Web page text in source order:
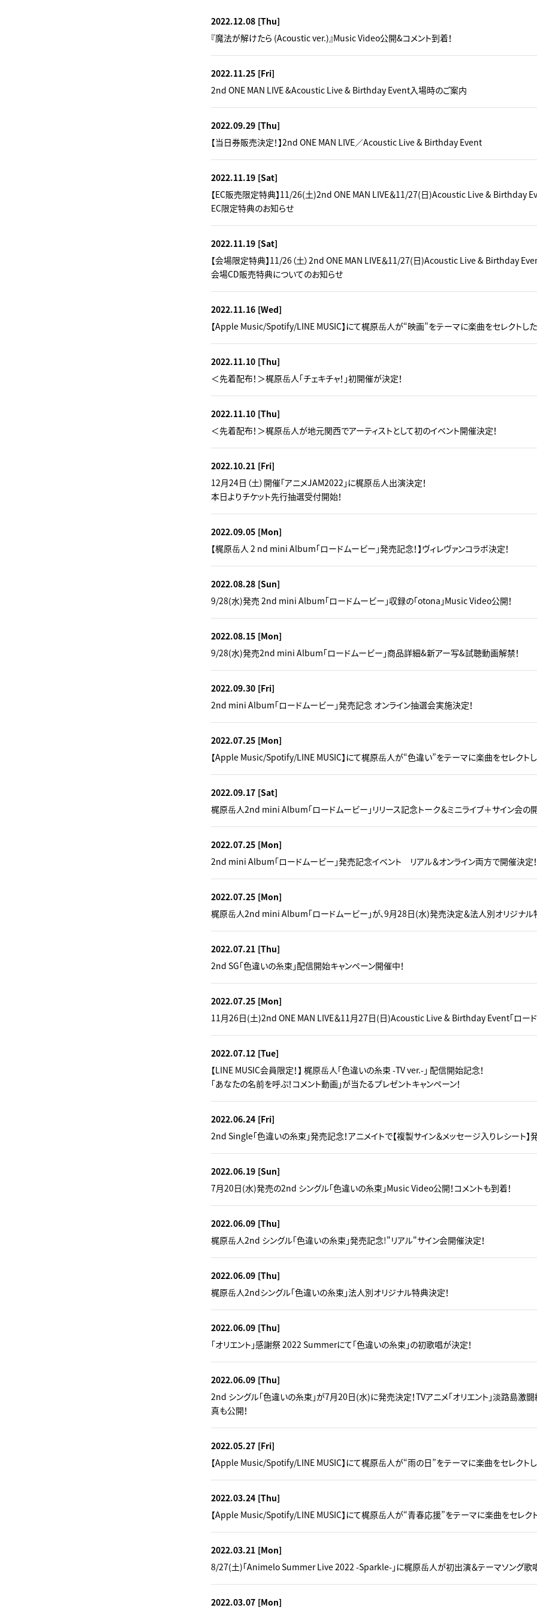
2022.12.08 [Thu]
『魔法が解けたら (Acoustic ver.)』Music Video公開&コメント到着！
2022.11.25 [Fri]
2nd ONE MAN LIVE &Acoustic Live & Birthday Event入場時のご案内
2022.09.29 [Thu]
【当日券販売決定！】2nd ONE MAN LIVE／Acoustic Live & Birthday Event
2022.11.19 [Sat]
【EC販売限定特典】11/26(土)2nd ONE MAN LIVE＆11/27(日)Acoustic Live & Birthday
EC限定特典のお知らせ
2022.11.19 [Sat]
【会場限定特典】11/26（土）2nd ONE MAN LIVE＆11/27(日)Acoustic Live & Birthday
会場CD販売特典についてのお知らせ
2022.11.16 [Wed]
【Apple Music/Spotify/LINE MUSIC】にて梶原岳人が“映画”をテーマに楽曲をセレクトした
2022.11.10 [Thu]
＜先着配布！＞梶原岳人「チェキチャ！」初開催が決定！
2022.11.10 [Thu]
＜先着配布！＞梶原岳人が地元関西でアーティストとして初のイベント開催決定！
2022.10.21 [Fri]
12月24日（土）開催「アニメJAM2022」に梶原岳人出演決定！
本日よりチケット先行抽選受付開始！
2022.09.05 [Mon]
【梶原岳人 2 nd mini Album「ロードムービー」発売記念！】ヴィレヴァンコラボ決定！
2022.08.28 [Sun]
9/28(水)発売 2nd mini Album「ロードムービー」収録の「otona」Music Video公開！
2022.08.15 [Mon]
9/28(水)発売2nd mini Album「ロードムービー」商品詳細&新アー写&試聴動画解禁！
2022.09.30 [Fri]
2nd mini Album「ロードムービー」発売記念 オンライン抽選会実施決定！
2022.07.25 [Mon]
【Apple Music/Spotify/LINE MUSIC】にて梶原岳人が“色違い”をテーマに楽曲をセレクトし
2022.09.17 [Sat]
梶原岳人2nd mini Album「ロードムービー」リリース記念トーク＆ミニライブ＋サイン会の
2022.07.25 [Mon]
2nd mini Album「ロードムービー」発売記念イベント リアル＆オンライン両方で開催決定！
2022.07.25 [Mon]
梶原岳人2nd mini Album「ロードムービー」が、9月28日(水)発売決定＆法人別オリジナル
2022.07.21 [Thu]
2nd SG「色違いの糸束」配信開始キャンペーン開催中！
2022.07.25 [Mon]
11月26日(土)2nd ONE MAN LIVE＆11月27日(日)Acoustic Live & Birthday Event「ロード
2022.07.12 [Tue]
【LINE MUSIC会員限定！】 梶原岳人「色違いの糸束 -TV ver.-」 配信開始記念！
「あなたの名前を呼ぶ！コメント動画」が当たるプレゼントキャンペーン！
2022.06.24 [Fri]
2nd Single「色違いの糸束」発売記念！アニメイトで【複製サイン＆メッセージ入りレシート】
2022.06.19 [Sun]
7月20日(水)発売の2nd シングル「色違いの糸束」Music Video公開！コメントも到着！
2022.06.09 [Thu]
梶原岳人2nd シングル「色違いの糸束」発売記念!"リアル"サイン会開催決定！
2022.06.09 [Thu]
梶原岳人2ndシングル「色違いの糸束」法人別オリジナル特典決定！
2022.06.09 [Thu]
「オリエント」感謝祭 2022 Summerにて「色違いの糸束」の初歌唱が決定！
2022.06.09 [Thu]
2nd シングル「色違いの糸束」が7月20日(水)に発売決定！TVアニメ「オリエント」淡路島激
真も公開！
2022.05.27 [Fri]
【Apple Music/Spotify/LINE MUSIC】にて梶原岳人が“雨の日”をテーマに楽曲をセレクトし
2022.03.24 [Thu]
【Apple Music/Spotify/LINE MUSIC】にて梶原岳人が“青春応援”をテーマに楽曲をセレクト
2022.03.21 [Mon]
8/27(土)「Animelo Summer Live 2022 -Sparkle-」に梶原岳人が初出演＆テーマソング歌
2022.03.07 [Mon]